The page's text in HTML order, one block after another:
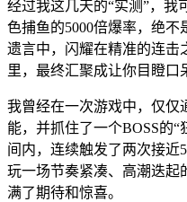
经过我这几天的“实测”，我
色捕鱼的5000倍爆率，绝不
遗言中，闪耀在精准的连击
里，最终汇聚成让你目瞪口
我曾经在一次游戏中，仅仅
能，并抓住了一个BOSS的
间内，连续触发了两次接近
玩一场节奏紧凑、高潮迭起
满了期待和惊喜。